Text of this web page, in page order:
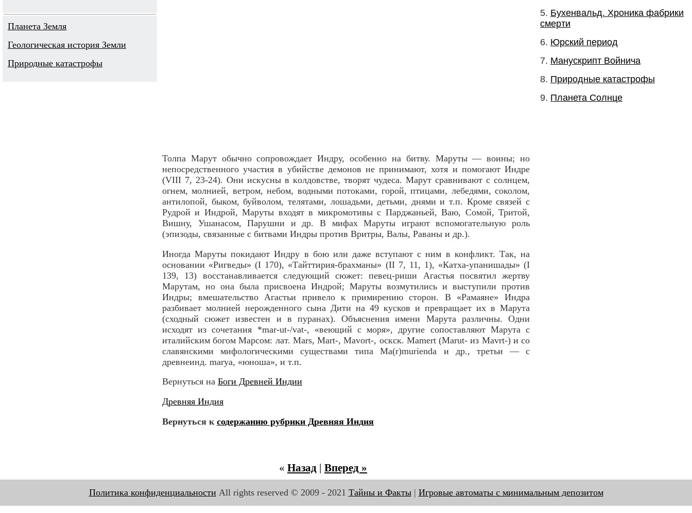
Планета Земля
Геологическая история Земли
Природные катастрофы
Толпа Марут обычно сопровождает Индру, особенно на битву. Маруты — воины; но
непосредственного участия в убийстве демонов не принимают, хотя и помогают Индре
(VIII 7, 23-24). Они искусны в колдовстве, творят чудеса. Марут сравнивают с солнцем,
огнем, молнией, ветром, небом, водными потоками, горой, птицами, лебедями, соколом,
антилопой, быком, буйволом, телятами, лошадьми, детьми, днями и т.п. Кроме связей с
Рудрой и Индрой, Маруты входят в микромотивы с Парджаньей, Ваю, Сомой, Тритой,
Вишну, Ушанасом, Парушни и др. В мифах Маруты играют вспомогательную роль
(эпизоды, связанные с битвами Индры против Вритры, Валы, Раваны и др.).
Иногда Маруты покидают Индру в бою или даже вступают с ним в конфликт. Так, на
основании «Ригведы» (I 170), «Тайттирия-брахманы» (II 7, 11, 1), «Катха-упанишады» (I
139, 13) восстанавливается следующий сюжет: певец-риши Агастья посвятил жертву
Марутам, но она была присвоена Индрой; Маруты возмутились и выступили против
Индры; вмешательство Агастьи привело к примирению сторон. В «Рамаяне» Индра
разбивает молнией нерожденного сына Дити на 49 кусков и превращает их в Марута
(сходный сюжет известен и в пуранах). Объяснения имени Марута различны. Одни
исходят из сочетания *mar-ut-/vat-, «веющий с моря», другие сопоставляют Марута с
италийским богом Марсом: лат. Mars, Mart-, Mavort-, оскск. Mamert (Marut- из Mavrt-) и со
славянскими мифологическими существами типа Ma(r)murienda и др., третьи — с
древнеинд. mаrуа, «юноша», и т.п.
Вернуться на Боги Древней Индии
Древняя Индия
Вернуться к содержанию рубрики Древняя Индия
« Назад | Вперед »
Бухенвальд. Хроника фабрики
смерти
Юрский период
Манускрипт Войнича
Природные катастрофы
Планета Солнце
Политика конфиденциальности All rights reserved © 2009 - 2021 Тайны и Факты| Игровые автоматы с минимальным депозитом